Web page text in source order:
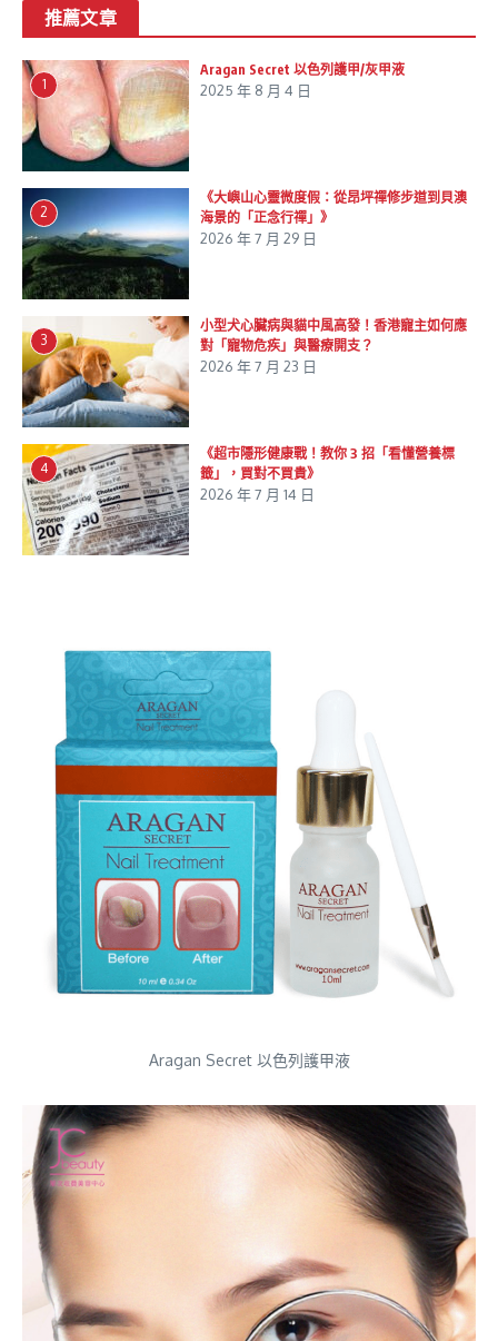
推薦文章
1
Aragan Secret 以色列護甲/灰甲液
2025 年 8 月 4 日
2
《大嶼山心靈微度假：從昂坪禪修步道到貝澳
海景的「正念行禪」》
2026 年 7 月 29 日
3
小型犬心臟病與貓中風高發！香港寵主如何應
對「寵物危疾」與醫療開支？
2026 年 7 月 23 日
4
《超市隱形健康戰！教你 3 招「看懂營養標
籤」，買對不買貴》
2026 年 7 月 14 日
Aragan Secret 以色列護甲液